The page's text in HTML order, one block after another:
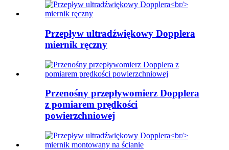
Przepływ ultradźwiękowy Dopplera
miernik ręczny
Przenośny przepływomierz Dopplera
z pomiarem prędkości
powierzchniowej